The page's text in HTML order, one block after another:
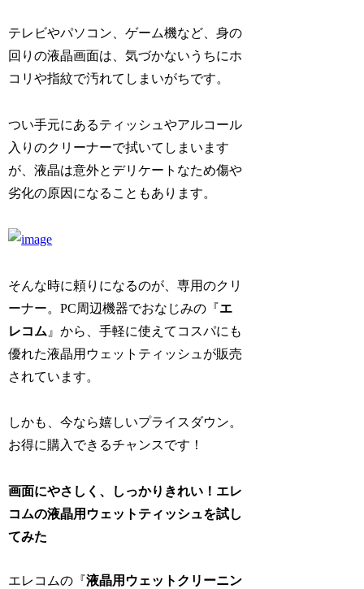
テレビやパソコン、ゲーム機など、身の
回りの液晶画面は、気づかないうちにホ
コリや指紋で汚れてしまいがちです。
つい手元にあるティッシュやアルコール
入りのクリーナーで拭いてしまいます
が、液晶は意外とデリケートなため傷や
劣化の原因になることもあります。
そんな時に頼りになるのが、専用のクリ
ーナー。PC周辺機器でおなじみの『エ
レコム 』から、手軽に使えてコスパにも
優れた液晶用ウェットティッシュが販売
されています。
しかも、今なら嬉しいプライスダウン。
お得に購入できるチャンスです！
画面にやさしく、しっかりきれい！エレ
コムの液晶用ウェットティッシュを試し
てみた
エレコムの『液晶用ウェットクリーニン